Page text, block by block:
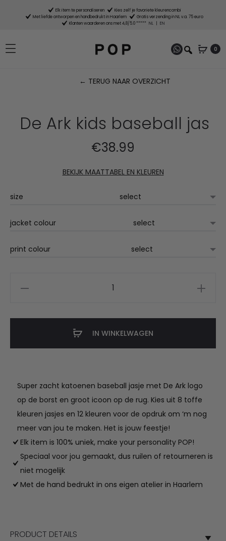
Elk item te personaliseren
Kies zelf je favoriete kleurencombi
Met liefde ontworpen en handbedrukt in Haarlem
Gratis verzending in NL v.a. 75 euro
Klanten waarderen ons met 4,8/5.0 ***** NL EN
0
← TERUG NAAR OVERZICHT
De Ark kids baseball jas
Super zacht katoenen baseball jasje met De Ark logo
op de borst en groot icoon op de rug. Kies uit 8 toffe
kleuren jasjes en 12 kleuren voor de opdruk om ‘m nog
meer van jou te maken. Het is jouw feestje!
€38.99
Elk item is 100% uniek, make your personality POP!
Speciaal voor jou gemaakt, dus ruilen of retourneren is
niet mogelijk
Met de hand bedrukt in ons eigen atelier in Haarlem
BEKIJK MAATTABEL EN KLEUREN
size
jacket colour
print colour
IN WINKELWAGEN
PRODUCT DETAILS